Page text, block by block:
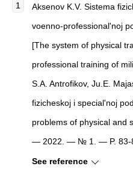
Aksenov K.V. Sistema
voenno-professional'noj
[The system of physical
professional training of
S.A. Antrofikov, Ju.E.
fizicheskoj i special'noj
problems of physical and
— 2022. — № 1. — P. 83-
See reference